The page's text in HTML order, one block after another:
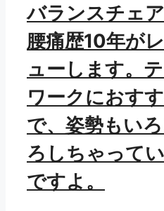
バランスチェ
腰痛歴10年が
ューします。
ワークにおす
で、姿勢もい
ろしちゃって
ですよ。